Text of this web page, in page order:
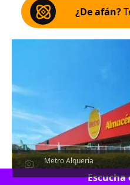
¿De afán?
Metro Alquería